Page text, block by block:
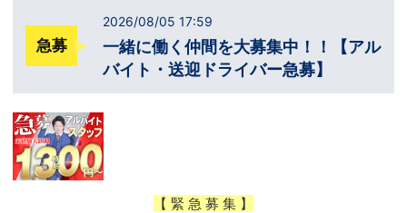
急募
2026/08/05 17:59
一緒に働く仲間を大募集中！！【アル
バイト・送迎ドライバー急募】
【 緊 急 募 集 】